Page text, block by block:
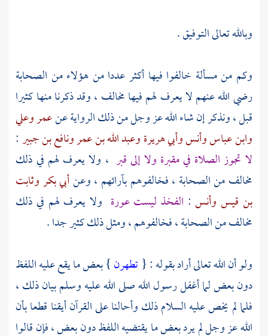
وبالله تعالى التوفيق .
وكم من مسألة خالفوا فيها أكثر عددا من هؤلاء من الصحابة
رضي الله عنهم لا يعرف لهم فيها مخالف ، وقد ذكرنا منها كثيرا
قبل ، ونذكر إن شاء الله عز وجل من ذلك الرواية عنعمروعلي
وابن عباسوأنسوأبي هريرةوعبد الله بن عمرونافع بن جبير:
لا تجوز الصلاة في مقبرة ولا إلى قبر ، ولا يعرف لهم في ذلك
مخالف من الصحابة ، فخالفوهم بآرائهم ، وعنأبي بكروثابت
بن قيس وأنس : الفخذ ليست عورة ولا يعرف لهم في ذلك
مخالف من الصحابة ، فخالفوهم ، ومثل ذلك كثير جدا .
ولو أن الله تعالى أراد بقوله : {تطهرن} بعض ما يقع عليه اللفظ
دون بعض لما أغفل رسول الله صلى الله عليه وسلم بيان ذلك ،
فلما لم يخص عليه السلام ذلك وأحالنا على القرآن أيقنا قطعا بأن
الله عز وجل لم يرد بعض ما يقتضيه اللفظ دون بعض ، فإن قالوا